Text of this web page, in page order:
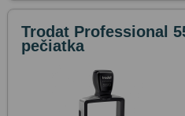
Trodat Professional
pečiatka